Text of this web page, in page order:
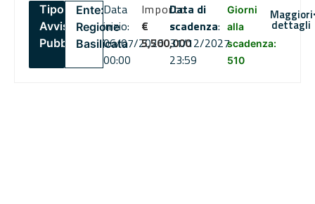
Tipo:
Avviso
Pubblico
Ente:
Regione
Basilicata
Data
inizio:
06/07/2026
00:00
Importo
€
5,500,000
Data di
scadenza:
31/12/2027
23:59
Giorni
alla
scadenza:
510
Maggiori
dettagli